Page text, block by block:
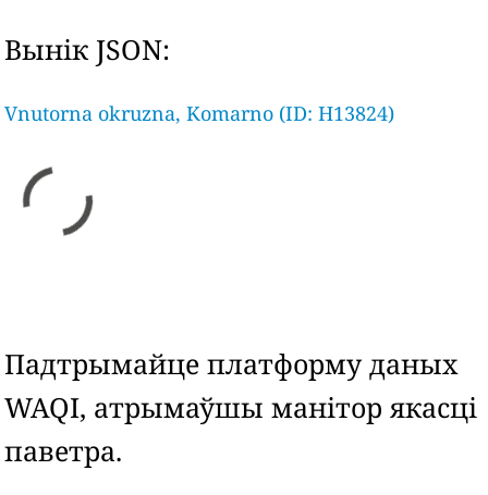
Вынік JSON:
Vnutorna okruzna, Komarno (ID: H13824)
Падтрымайце платформу даных
WAQI, атрымаўшы манітор якасці
паветра.